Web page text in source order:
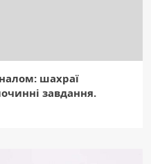
шахраї
завдання.